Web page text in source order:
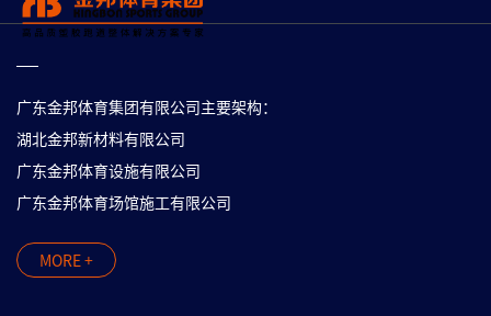
广东金邦体育集团有限公司主要架构：
湖北金邦新材料有限公司
广东金邦体育设施有限公司
广东金邦体育场馆施工有限公司
MORE +